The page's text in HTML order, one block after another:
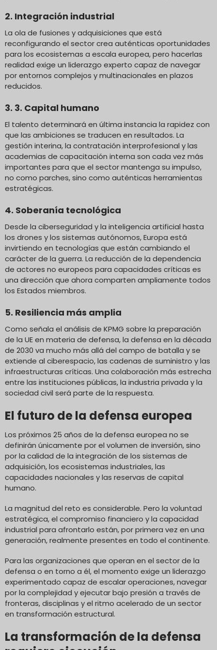
2. Integración industrial
La ola de fusiones y adquisiciones que está
reconfigurando el sector crea auténticas oportunidades
para los ecosistemas a escala europea, pero hacerlas
realidad exige un liderazgo experto capaz de navegar
por entornos complejos y multinacionales en plazos
reducidos.
3. 3. Capital humano
El talento determinará en última instancia la rapidez con
que las ambiciones se traducen en resultados. La
gestión interina, la contratación interprofesional y las
academias de capacitación interna son cada vez más
importantes para que el sector mantenga su impulso,
no como parches, sino como auténticas herramientas
estratégicas.
4. Soberanía tecnológica
Desde la ciberseguridad y la inteligencia artificial hasta
los drones y los sistemas autónomos, Europa está
invirtiendo en tecnologías que están cambiando el
carácter de la guerra. La reducción de la dependencia
de actores no europeos para capacidades críticas es
una dirección que ahora comparten ampliamente todos
los Estados miembros.
5. Resiliencia más amplia
Como señala el análisis de KPMG sobre la preparación
de la UE en materia de defensa, la defensa en la década
de 2030 va mucho más allá del campo de batalla y se
extiende al ciberespacio, las cadenas de suministro y las
infraestructuras críticas. Una colaboración más estrecha
entre las instituciones públicas, la industria privada y la
sociedad civil será parte de la respuesta.
El futuro de la defensa europea
Los próximos 25 años de la defensa europea no se
definirán únicamente por el volumen de inversión, sino
por la calidad de la integración de los sistemas de
adquisición, los ecosistemas industriales, las
capacidades nacionales y las reservas de capital
humano.
La magnitud del reto es considerable. Pero la voluntad
estratégica, el compromiso financiero y la capacidad
industrial para afrontarlo están, por primera vez en una
generación, realmente presentes en todo el continente.
Para las organizaciones que operan en el sector de la
defensa o en torno a él, el momento exige un liderazgo
experimentado capaz de escalar operaciones, navegar
por la complejidad y ejecutar bajo presión a través de
fronteras, disciplinas y el ritmo acelerado de un sector
en transformación estructural.
La transformación de la defensa